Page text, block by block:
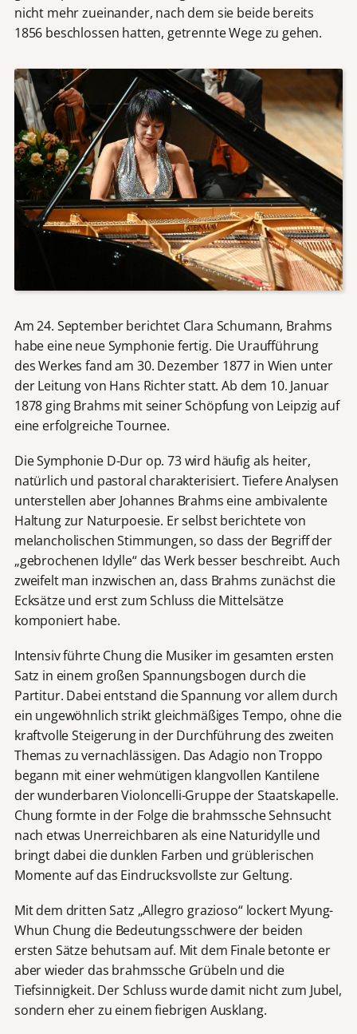
nicht mehr zueinander, nach dem sie beide bereits
1856 beschlossen hatten, getrennte Wege zu gehen.
Am 24. September berichtet Clara Schumann, Brahms
habe eine neue Symphonie fertig. Die Uraufführung
des Werkes fand am 30. Dezember 1877 in Wien unter
der Leitung von Hans Richter statt. Ab dem 10. Januar
1878 ging Brahms mit seiner Schöpfung von Leipzigauf
eine erfolgreiche Tournee.
Die Symphonie D-Dur op. 73 wird häufig als heiter,
natürlich und pastoral charakterisiert. Tiefere Analysen
unterstellen aber Johannes Brahms eine ambivalente
Haltung zur Naturpoesie. Er selbst berichtete von
melancholischen Stimmungen, so dass der Begriff der
„gebrochenen Idylle“ das Werk besser beschreibt. Auch
zweifelt man inzwischen an, dass Brahms zunächst die
Ecksätze und erst zum Schluss die Mittelsätze
komponiert habe.
Intensiv führte Chung die Musiker im gesamten ersten
Satz in einem großen Spannungsbogen durch die
Partitur. Dabei entstand die Spannung vor allem durch
ein ungewöhnlich strikt gleichmäßiges Tempo, ohne die
kraftvolle Steigerung in der Durchführung des zweiten
Themas zu vernachlässigen. Das Adagio non Troppo
begann mit einer wehmütigen klangvollen Kantilene
der wunderbaren Violoncelli-Gruppe der Staatskapelle.
Chung formte in der Folge die brahmssche Sehnsucht
nach etwas Unerreichbaren als eine Naturidylle und
bringt dabei die dunklen Farben und grüblerischen
Momente auf das Eindrucksvollste zur Geltung.
Mit dem dritten Satz „Allegro grazioso“ lockert Myung-
Whun Chung die Bedeutungsschwere der beiden
ersten Sätze behutsam auf. Mit dem Finale betonte er
aber wieder das brahmssche Grübeln und die
Tiefsinnigkeit. Der Schluss wurde damit nicht zum Jubel,
sondern eher zu einem fiebrigen Ausklang.